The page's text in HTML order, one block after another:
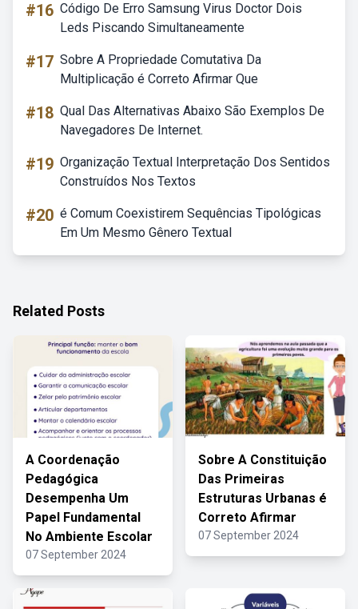
#16 Código De Erro Samsung Virus Doctor Dois
Leds Piscando Simultaneamente
#17 Sobre A Propriedade Comutativa Da
Multiplicação é Correto Afirmar Que
#18 Qual Das Alternativas Abaixo São Exemplos De
Navegadores De Internet.
#19 Organização Textual Interpretação Dos Sentidos
Construídos Nos Textos
#20 é Comum Coexistirem Sequências Tipológicas
Em Um Mesmo Gênero Textual
Related Posts
A Coordenação
Pedagógica
Desempenha Um
Papel Fundamental
No Ambiente Escolar
07 September 2024
Sobre A Constituição
Das Primeiras
Estruturas Urbanas é
Correto Afirmar
07 September 2024